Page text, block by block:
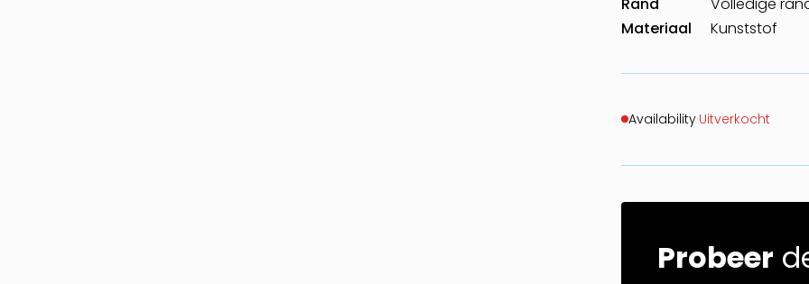
Materiaal
Kunststof
Availability·Uitverkocht
Probeer